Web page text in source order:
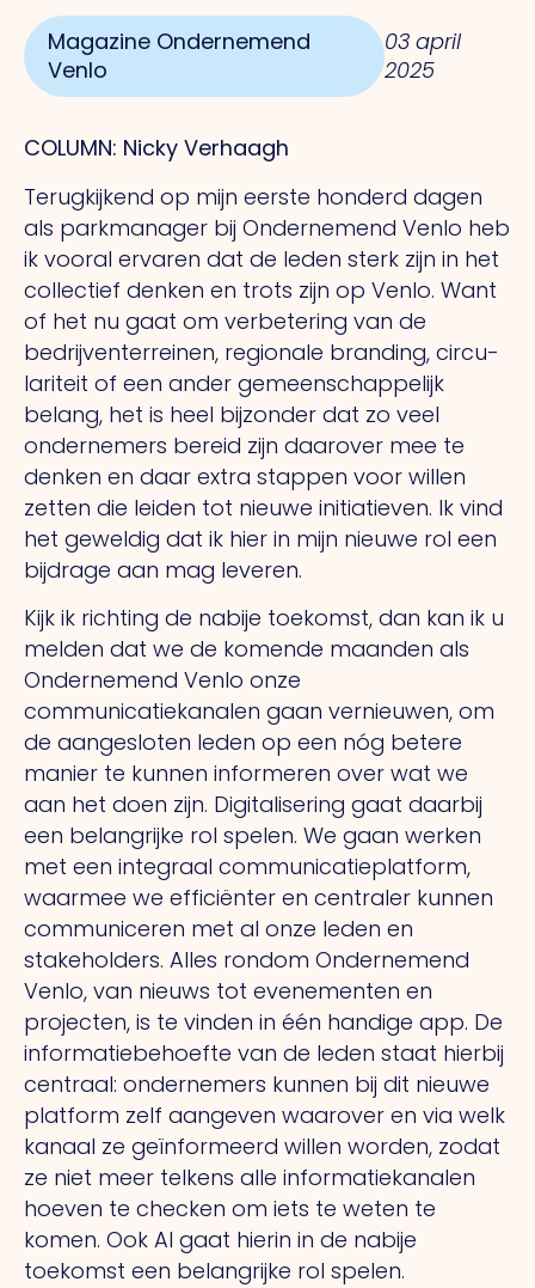
Magazine Ondernemend
Venlo
03 april
2025
COLUMN: Nicky Verhaagh
Terugkijkend op mijn eerste honderd dagen
als parkmanager bij Ondernemend Venlo heb
ik vooral ervaren dat de leden sterk zijn in het
collectief denken en trots zijn op Venlo. Want
of het nu gaat om verbetering van de
bedrijventerreinen, regionale branding, circu-
lariteit of een ander gemeenschappelijk
belang, het is heel bijzonder dat zo veel
ondernemers bereid zijn daarover mee te
denken en daar extra stappen voor willen
zetten die leiden tot nieuwe initiatieven. Ik vind
het geweldig dat ik hier in mijn nieuwe rol een
bijdrage aan mag leveren.
Kijk ik richting de nabije toekomst, dan kan ik u
melden dat we de komende maanden als
Ondernemend Venlo onze
communicatiekanalen gaan vernieuwen, om
de aangesloten leden op een nóg betere
manier te kunnen informeren over wat we
aan het doen zijn. Digitalisering gaat daarbij
een belangrijke rol spelen. We gaan werken
met een integraal communicatieplatform,
waarmee we efficiënter en centraler kunnen
communiceren met al onze leden en
stakeholders. Alles rondom Ondernemend
Venlo, van nieuws tot evenementen en
projecten, is te vinden in één handige app. De
informatiebehoefte van de leden staat hierbij
centraal: ondernemers kunnen bij dit nieuwe
platform zelf aangeven waarover en via welk
kanaal ze geïnformeerd willen worden, zodat
ze niet meer telkens alle informatiekanalen
hoeven te checken om iets te weten te
komen. Ook AI gaat hierin in de nabije
toekomst een belangrijke rol spelen.